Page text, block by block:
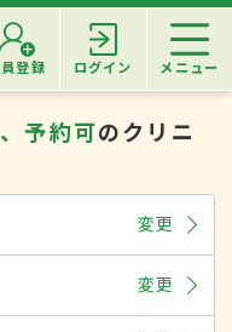
登録 ログイン メニュー
予約可のクリニ
変更
変更